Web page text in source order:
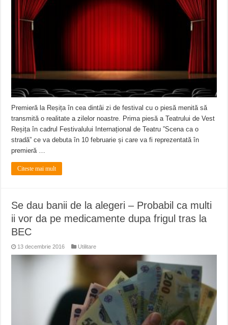
Premieră la Reșița în cea dintâi zi de festival cu o piesă menită să
transmită o realitate a zilelor noastre. Prima piesă a Teatrului de Vest
Reșița în cadrul Festivalului Internațional de Teatru ”Scena ca o
stradă” ce va debuta în 10 februarie și care va fi reprezentată în
premieră …
Citeste mai mult
Se dau banii de la alegeri – Probabil ca multi
ii vor da pe medicamente dupa frigul tras la
BEC
13 decembrie 2016 Utilitare